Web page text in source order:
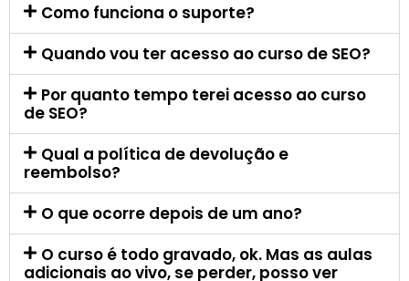
Como funciona o suporte?
Quando vou ter acesso ao curso de SEO?
Por quanto tempo terei acesso ao curso
de SEO?
Qual a política de devolução e
reembolso?
O que ocorre depois de um ano?
O curso é todo gravado, ok. Mas as aulas
adicionais ao vivo, se perder, posso ver